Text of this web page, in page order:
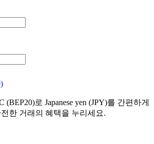
(BEP20)로 Japanese yen (JPY)를 간편하게
한 거래의 혜택을 누리세요.